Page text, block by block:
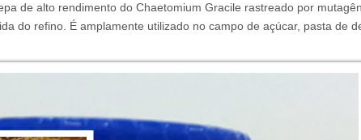
de alto rendimento do Chaetomium Gracile rastreado por
do refino. É amplamente utilizado no campo de açúcar, pasta de